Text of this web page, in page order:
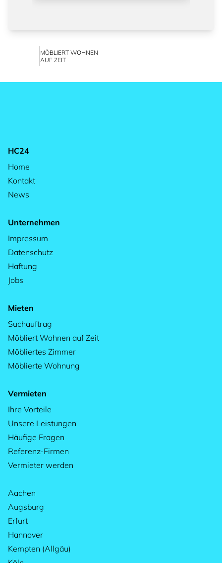
MÖBLIERT WOHNEN
AUF ZEIT
HC24
Home
Kontakt
News
Unternehmen
Impressum
Datenschutz
Haftung
Jobs
Mieten
Suchauftrag
Möbliert Wohnen auf Zeit
Möbliertes Zimmer
Möblierte Wohnung
Vermieten
Ihre Vorteile
Unsere Leistungen
Häufige Fragen
Referenz-Firmen
Vermieter werden
Aachen
Augsburg
Erfurt
Hannover
Kempten (Allgäu)